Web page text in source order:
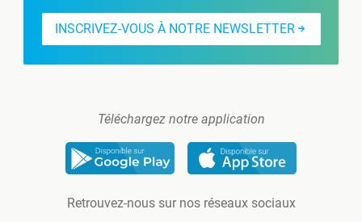
INSCRIVEZ-VOUS À NOTRE NEWSLETTER
Téléchargez notre application
Retrouvez-nous sur nos réseaux sociaux